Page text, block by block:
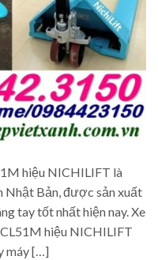
hiệu NICHILIFT là
Nhật Bản, được sản xuất
tay tốt nhất hiện nay. Xe
hiệu NICHILIFT
máy […]